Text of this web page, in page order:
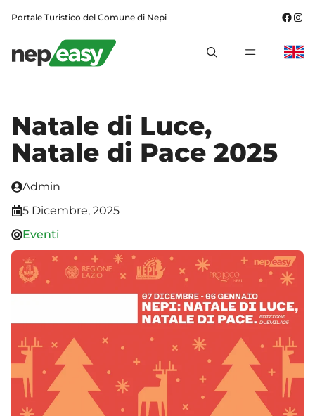
contenuto
Portale Turistico del Comune di Nepi
MENU
Natale di Luce,
Natale di Pace 2025
Admin
5 Dicembre, 2025
Eventi